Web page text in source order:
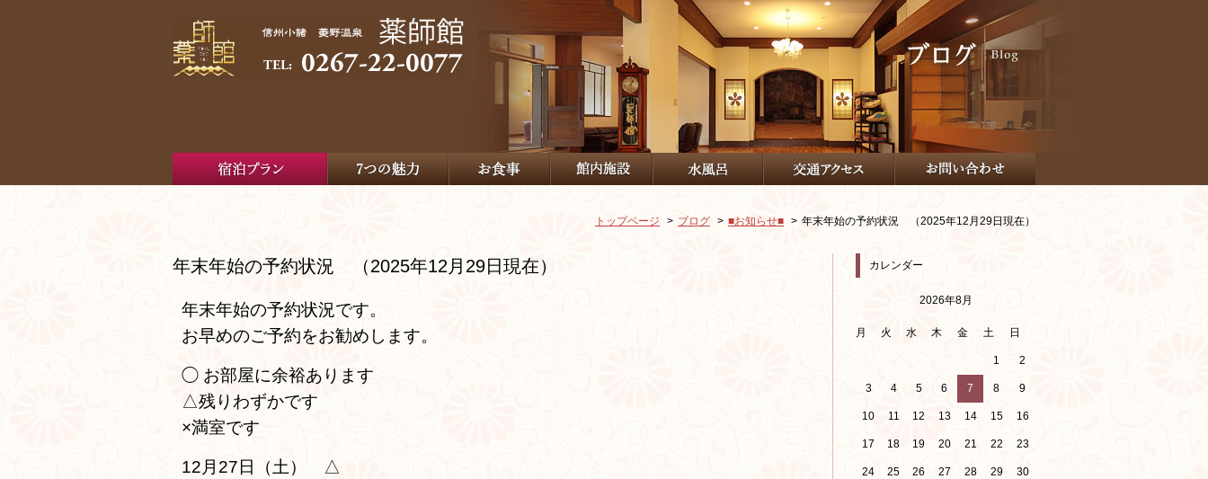
トップページ ブログ ■お知らせ■ 年末年始の予約状況　（2025年12月29日現在）
年末年始の予約状況 （2025年12月29日現在）
年末年始の予約状況です。
お早めのご予約をお勧めします。
◯ お部屋に余裕あります
△残りわずかです
×満室です
12月27日（土）　△
カレンダー
2026年8月
月 火 水 木 金 土 日
1 2
3 4 5 6 7 8 9
10 11 12 13 14 15 16
17 18 19 20 21 22 23
24 25 26 27 28 29 30